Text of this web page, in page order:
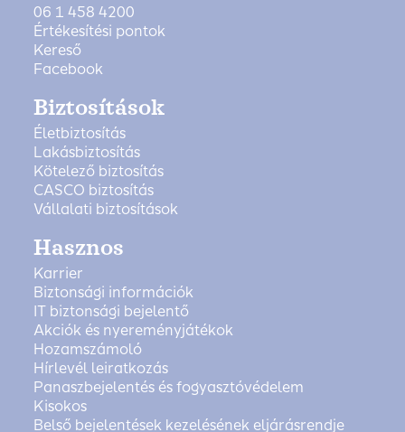
06 1 458 4200
Értékesítési pontok
Kereső
Facebook
Biztosítások
Életbiztosítás
Lakásbiztosítás
Kötelező biztosítás
CASCO biztosítás
Vállalati biztosítások
Hasznos
Karrier
Biztonsági információk
IT biztonsági bejelentő
Akciók és nyereményjátékok
Hozamszámoló
Hírlevél leiratkozás
Panaszbejelentés és fogyasztóvédelem
Kisokos
Belső bejelentések kezelésének eljárásrendje